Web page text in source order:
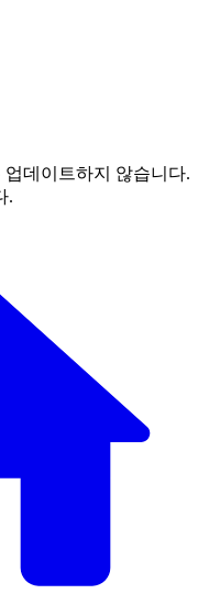
업데이트하지 않습니다.
.